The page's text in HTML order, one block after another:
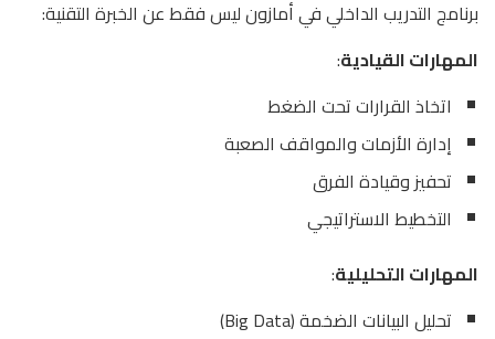
برنامج التدريب الداخلي في أمازون ليس فقط عن الخبرة التقنية:
المهارات القيادية:
اتخاذ القرارات تحت الضغط
إدارة الأزمات والمواقف الصعبة
تحفيز وقيادة الفرق
التخطيط الاستراتيجي
المهارات التحليلية:
تحليل البيانات الضخمة (Big Data)